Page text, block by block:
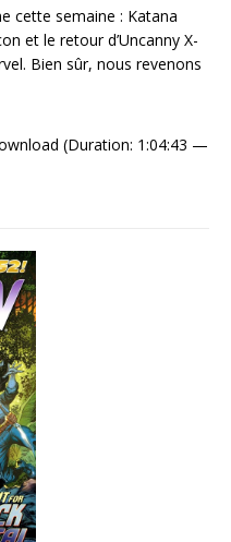
cette semaine : Katana
et le retour d’Uncanny X-
Bien sûr, nous revenons
(Duration: 1:04:43 —